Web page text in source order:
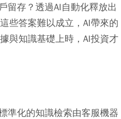
留存？透過AI自動化釋放出
些答案難以成立，AI帶來的
與知識基礎上時，AI投資才
準化的知識檢索由客服機器